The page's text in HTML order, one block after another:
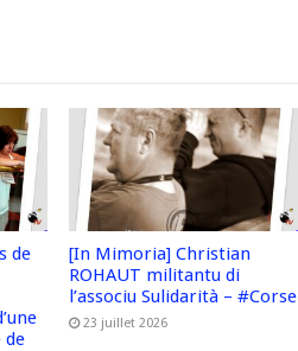
de
de
[In Mimoria] Christian
ROHAUT militantu di
l’associu Sulidarità – #Corse
23 juillet 2026